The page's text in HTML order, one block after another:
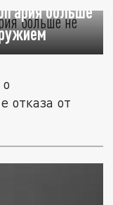
больше
отказа от